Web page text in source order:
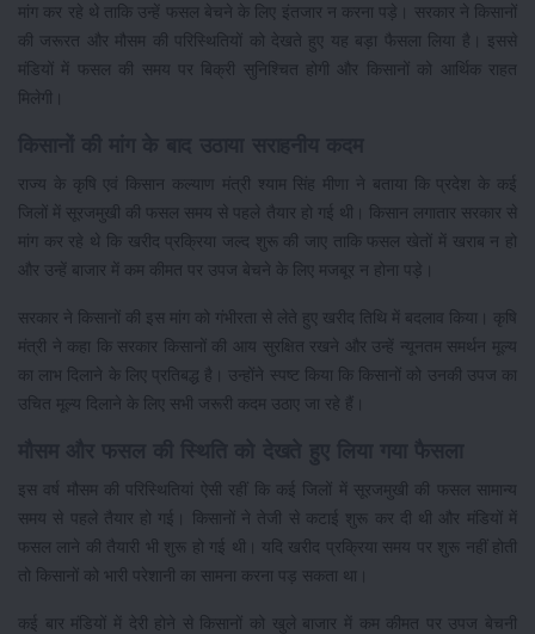
मांग कर रहे थे ताकि उन्हें फसल बेचने के लिए इंतजार न करना पड़े। सरकार ने किसानों
की जरूरत और मौसम की परिस्थितियों को देखते हुए यह बड़ा फैसला लिया है। इससे
मंडियों में फसल की समय पर बिक्री सुनिश्चित होगी और किसानों को आर्थिक राहत
मिलेगी।
राज्य के कृषि एवं किसान कल्याण मंत्री श्याम सिंह मीणा ने बताया कि प्रदेश के कई
जिलों में सूरजमुखी की फसल समय से पहले तैयार हो गई थी। किसान लगातार सरकार से
मांग कर रहे थे कि खरीद प्रक्रिया जल्द शुरू की जाए ताकि फसल खेतों में खराब न हो
और उन्हें बाजार में कम कीमत पर उपज बेचने के लिए मजबूर न होना पड़े।
सरकार ने किसानों की इस मांग को गंभीरता से लेते हुए खरीद तिथि में बदलाव किया। कृषि
मंत्री ने कहा कि सरकार किसानों की आय सुरक्षित रखने और उन्हें न्यूनतम समर्थन मूल्य
का लाभ दिलाने के लिए प्रतिबद्ध है। उन्होंने स्पष्ट किया कि किसानों को उनकी उपज का
उचित मूल्य दिलाने के लिए सभी जरूरी कदम उठाए जा रहे हैं।
इस वर्ष मौसम की परिस्थितियां ऐसी रहीं कि कई जिलों में सूरजमुखी की फसल सामान्य
समय से पहले तैयार हो गई। किसानों ने तेजी से कटाई शुरू कर दी थी और मंडियों में
फसल लाने की तैयारी भी शुरू हो गई थी। यदि खरीद प्रक्रिया समय पर शुरू नहीं होती
तो किसानों को भारी परेशानी का सामना करना पड़ सकता था।
कई बार मंडियों में देरी होने से किसानों को खुले बाजार में कम कीमत पर उपज बेचनी